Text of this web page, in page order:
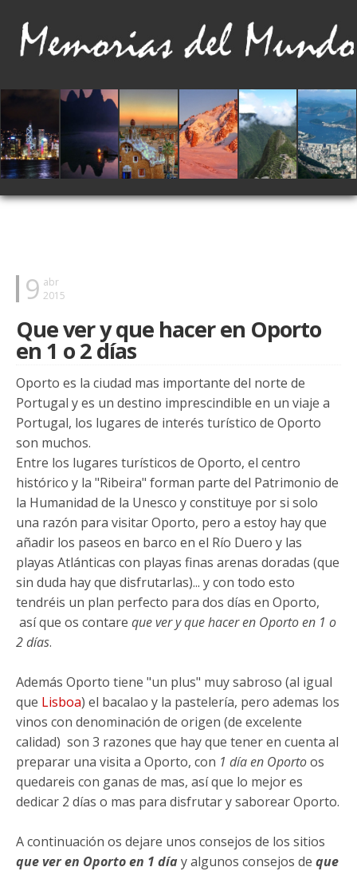
9 abr
2015
Que ver y que hacer en Oporto
en 1 o 2 días
Oporto es la ciudad mas importante del norte de
Portugal y es un destino imprescindible en un viaje a
Portugal, los lugares de interés turístico de Oporto
son muchos.
Entre los lugares turísticos de Oporto, el centro
histórico y la "Ribeira" forman parte del Patrimonio de
la Humanidad de la Unesco y constituye por si solo
una razón para visitar Oporto, pero a estoy hay que
añadir los paseos en barco en el Río Duero y las
playas Atlánticas con playas finas arenas doradas (que
sin duda hay que disfrutarlas)... y con todo esto
tendréis un plan perfecto para dos días en Oporto,
así que os contare que ver y que hacer en Oporto en 1 o
2 días.
Además Oporto tiene "un plus" muy sabroso (al igual
que Lisboa) el bacalao y la pastelería, pero ademas los
vinos con denominación de origen (de excelente
calidad) son 3 razones que hay que tener en cuenta al
preparar una visita a Oporto, con 1 día en Oportoos
quedareis con ganas de mas, así que lo mejor es
dedicar 2 días o mas para disfrutar y saborear Oporto.
A continuación os dejare unos consejos de los sitios
que ver en Oporto en 1 díay algunos consejos de que